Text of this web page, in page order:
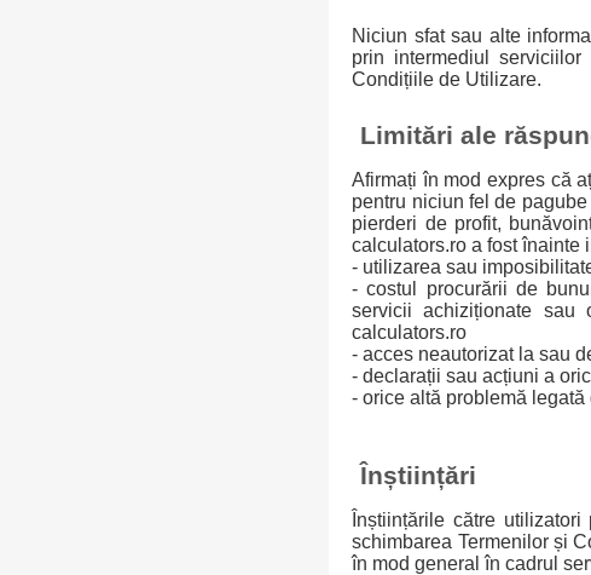
Niciun sfat sau alte
prin intermediul
Condițiile de Utilizare.
Limitări ale
Afirmați în mod expres că
pentru niciun fel de
pierderi de profit,
calculators.ro a fost înainte
- utilizarea sau
- costul procurării de
servicii achiziționate sau
calculators.ro
- acces neautorizat la sau
- declarații sau acțiuni a
- orice altă problemă
Înștiințări
Înștiințările către
schimbarea Termenilor și
în mod general în cadrul